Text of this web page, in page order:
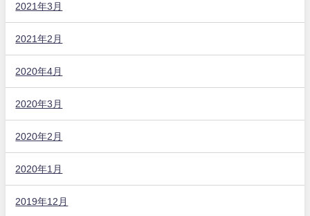
2021年3月
2021年2月
2020年4月
2020年3月
2020年2月
2020年1月
2019年12月